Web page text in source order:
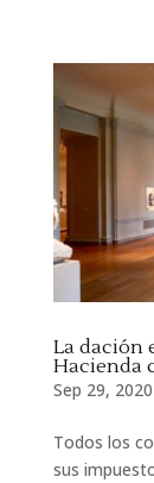
La dación
Hacienda
Sep 29, 2020
Todos los
sus